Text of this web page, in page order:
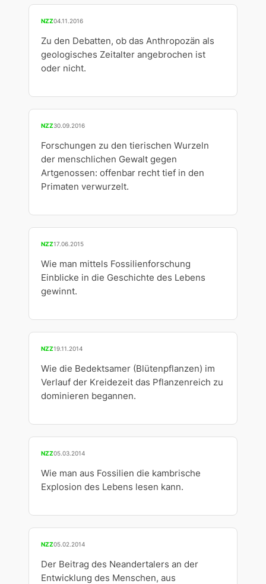
NZZ04.11.2016
Zu den Debatten, ob das Anthropozän als
geologisches Zeitalter angebrochen ist
oder nicht.
NZZ30.09.2016
Forschungen zu den tierischen Wurzeln
der menschlichen Gewalt gegen
Artgenossen: offenbar recht tief in den
Primaten verwurzelt.
NZZ17.06.2015
Wie man mittels Fossilienforschung
Einblicke in die Geschichte des Lebens
gewinnt.
NZZ19.11.2014
Wie die Bedektsamer (Blütenpflanzen) im
Verlauf der Kreidezeit das Pflanzenreich zu
dominieren begannen.
NZZ05.03.2014
Wie man aus Fossilien die kambrische
Explosion des Lebens lesen kann.
NZZ05.02.2014
Der Beitrag des Neandertalers an der
Entwicklung des Menschen, aus